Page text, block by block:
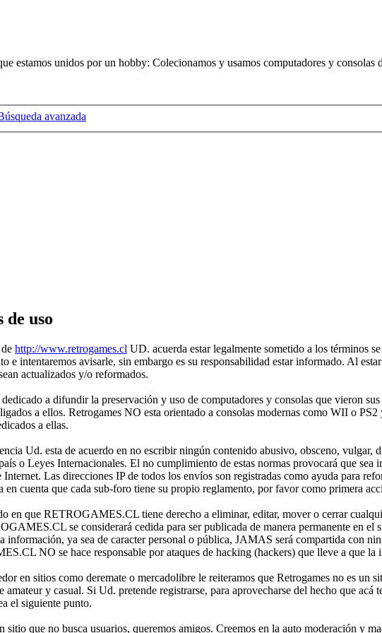
estamos unidos por un hobby: Colecionamos y usamos computadores y consolas
avanzada
de uso
http://www.retrogames.cl UD. acuerda estar legalmente sometido a los términos
e intentaremos avisarle, sin embargo es su responsabilidad estar informado. Al
actualizados y/o reformados.
a difundir la preservación y uso de computadores y consolas que vieron
a ellos. Retrogames NO esta orientado a consolas modernas como WII o
a ellas.
Ud. esta de acuerdo en no escribir ningún contenido abusivo, obsceno,
o Leyes Internacionales. El no cumplimiento de estas normas provocará que sea
Las direcciones IP de todos los envíos son registradas como ayuda para
en cuenta que cada sub-foro tiene su propio reglamento, por favor como primera
en que RETROGAMES.CL tiene derecho a eliminar, editar, mover o cerrar
se considerará cedida para ser publicada de manera permanente en
información, ya sea de caracter personal o pública, JAMAS será compartida con
NO se hace responsable por ataques de hacking (hackers) que lleve a que la
en sitios como deremate o mercadolibre le reiteramos que Retrogames no es
y casual. Si Ud. pretende registrarse, para aprovecharse del hecho que
el siguiente punto.
sitio que no busca usuarios, queremos amigos. Creemos en la auto moderación y